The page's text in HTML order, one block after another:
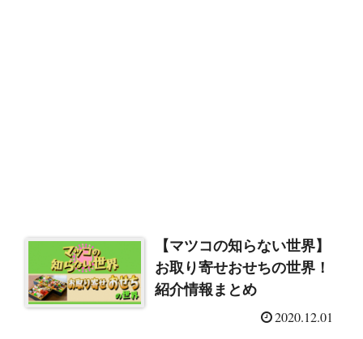
【マツコの知らない世界】
お取り寄せおせちの世界！
紹介情報まとめ
2020.12.01